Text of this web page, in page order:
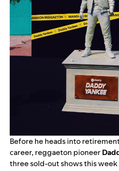
Before he heads into
career, reggaeton pioneer
three sold-out shows this week